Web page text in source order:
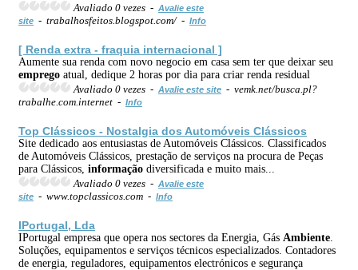
Avaliado 0 vezes - Avalie este
site - trabalhosfeitos.blogspot.com/ - Info
[ Renda extra - fraquia internacional ]
Aumente sua renda com novo negocio em casa sem ter que deixar seu
emprego atual, dedique 2 horas por dia para criar renda residual
Avaliado 0 vezes - Avalie este site - vemk.net/busca.pl?
trabalhe.com.internet - Info
Top Clássicos - Nostalgia dos Automóveis Clássicos
Site dedicado aos entusiastas de Automóveis Clássicos. Classificados
de Automóveis Clássicos, prestação de serviços na procura de Peças
para Clássicos, informação diversificada e muito mais...
Avaliado 0 vezes - Avalie este
site - www.topclassicos.com - Info
IPortugal, Lda
IPortugal empresa que opera nos sectores da Energia, Gás Ambiente
Soluções, equipamentos e serviços técnicos especializados. Contadores
de energia, reguladores, equipamentos electrónicos e segurança